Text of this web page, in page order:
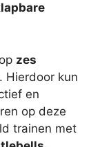
zes
Hierdoor kun
en
op deze
trainen met